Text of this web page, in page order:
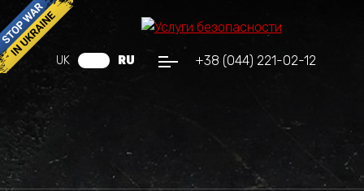
+38 (044) 221-02-12
UK RU